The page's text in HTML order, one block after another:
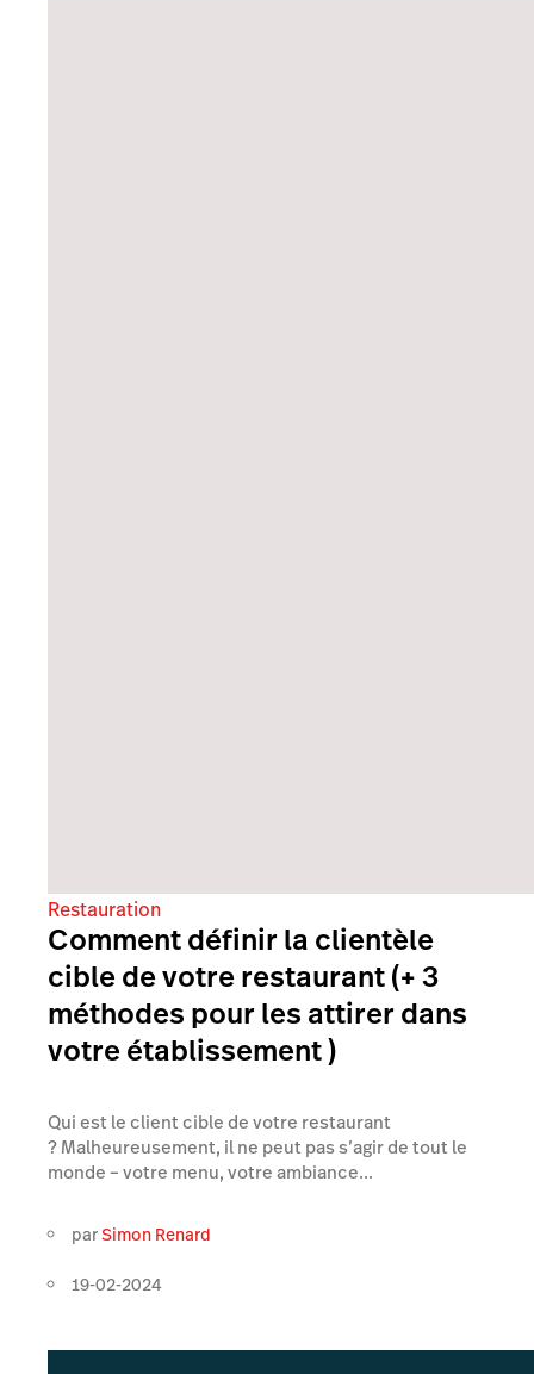
Restauration
Comment définir la clientèle
cible de votre restaurant (+ 3
méthodes pour les attirer dans
votre établissement )
Qui est le client cible de votre restaurant
? Malheureusement, il ne peut pas s’agir de tout le
monde – votre menu, votre ambiance...
parSimon Renard
19-02-2024